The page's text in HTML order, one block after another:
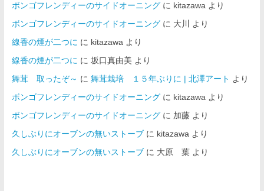
ボンゴフレンディーのサイドオーニングに kitazawaより
ボンゴフレンディーのサイドオーニングに 大川
より
線香の煙が二つに に kitazawaより
線香の煙が二つに に 坂口真由美 より
舞茸 取ったぞ～ に 舞茸栽培 １５年ぶりに | 北澤アート より
ボンゴフレンディーのサイドオーニングに kitazawaより
ボンゴフレンディーのサイドオーニングに 加藤より
久しぶりにオーブンの無いストーブに kitazawaより
久しぶりにオーブンの無いストーブに 大原 葉より